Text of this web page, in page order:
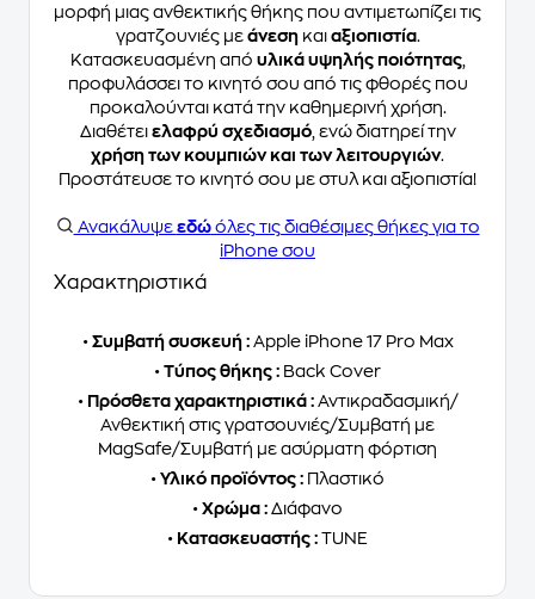
μορφή μιας ανθεκτικής θήκης που αντιμετωπίζει τις
γρατζουνιές με άνεσηκαι αξιοπιστία.
Κατασκευασμένη από υλικά υψηλής ποιότητας,
προφυλάσσει το κινητό σου από τις φθορές που
προκαλούνται κατά την καθημερινή χρήση.
Διαθέτει ελαφρύ σχεδιασμό, ενώ διατηρεί την
χρήση των κουμπιών και των λειτουργιών.
Προστάτευσε το κινητό σου με στυλ και αξιοπιστία!
Ανακάλυψε εδώόλες τις διαθέσιμες θήκες για το
iPhone σου
Χαρακτηριστικά
•Συμβατή συσκευή :Apple iPhone 17 Pro Max
• Τύπος θήκης : Back Cover
•Πρόσθετα χαρακτηριστικά :Αντικραδασμική/
Ανθεκτική στις γρατσουνιές/Συμβατή με
MagSafe/Συμβατή με ασύρματη φόρτιση
• Υλικό προϊόντος : Πλαστικό
• Χρώμα : Διάφανο
• Κατασκευαστής : TUNE